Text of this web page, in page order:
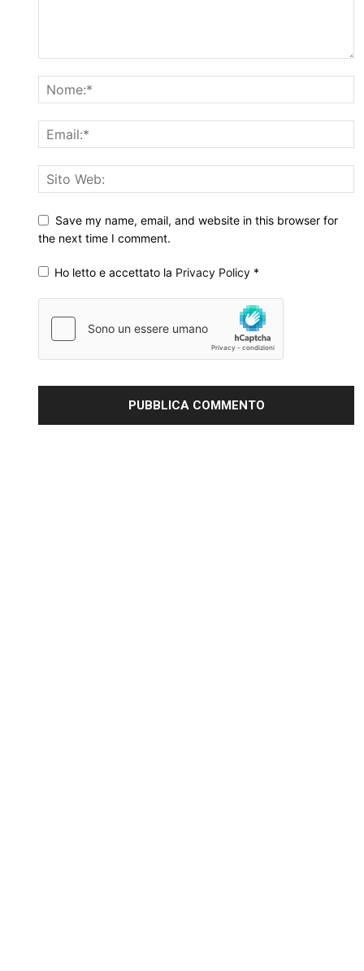
Save my name, email, and website in this browser for
the next time I comment.
Ho letto e accettato la Privacy Policy *